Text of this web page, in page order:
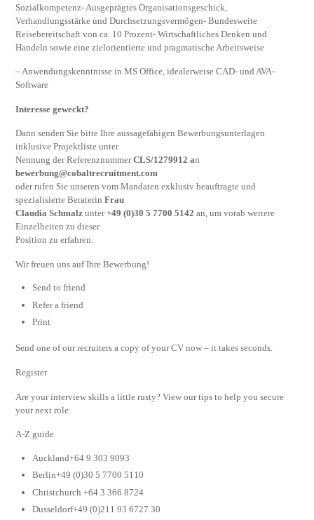
Sozialkompetenz- Ausgeprägtes Organisationsgeschick,
Verhandlungsstärke und Durchsetzungsvermögen- Bundesweite
Reisebereitschaft von ca. 10 Prozent- Wirtschaftliches Denken und
Handeln sowie eine zielorientierte und pragmatische Arbeitsweise
– Anwendungskenntnisse in MS Office, idealerweise CAD- und AVA-
Software
Interesse geweckt?
Dann senden Sie bitte Ihre aussagefähigen Bewerbungsunterlagen
inklusive Projektliste unter
Nennung der ReferenznummerCLS/1279912 an
bewerbung@cobaltrecruitment.com
oder rufen Sie unseren vom Mandaten exklusiv beauftragte und
spezialisierte BeraterinFrau
Claudia Schmalz unter+49 (0)30 5 7700 5142 an, um vorab weitere
Einzelheiten zu dieser
Position zu erfahren.
Wir freuen uns auf Ihre Bewerbung!
Send to friend
Refer a friend
Print
Send one of our recruiters a copy of your CV now – it takes seconds.
Register
Are your interview skills a little rusty? View our tips to help you secure
your next role.
A-Z guide
Auckland+64 9 303 9093
Berlin+49 (0)30 5 7700 5110
Christchurch +64 3 366 8724
Dusseldorf+49 (0)211 93 6727 30